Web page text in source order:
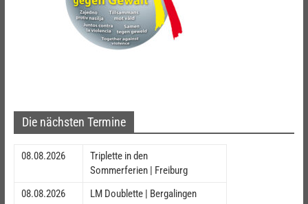
Die nächsten Termine
08.08.2026
Triplette in den
Sommerferien | Freiburg
08.08.2026
LM Doublette | Bergalingen